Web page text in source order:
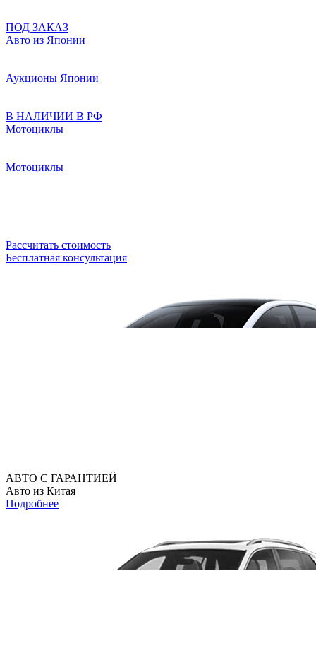
ПОД ЗАКАЗ
Авто из Японии
Аукционы Японии
В НАЛИЧИИ В РФ
Мотоциклы
Мотоциклы
Рассчитать стоимость
Бесплатная консультация
АВТО С ГАРАНТИЕЙ
Авто из Китая
Подробнее